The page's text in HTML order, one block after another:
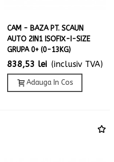
CAM - BAZA PT. SCAUN
AUTO 2IN1 ISOFIX-I-SIZE
GRUPA 0+ (0-13KG)
838,53 lei (inclusiv TVA)
Adauga In Cos